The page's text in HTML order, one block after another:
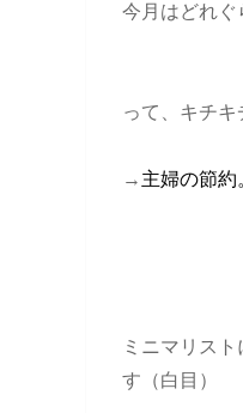
今月はどれぐ
って、キチ
→ 主婦の節約
ミニマリス
す（白目）